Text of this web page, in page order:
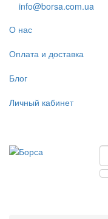
info@borsa.com.ua
О нас
Оплата и доставка
Блог
Личный кабинет